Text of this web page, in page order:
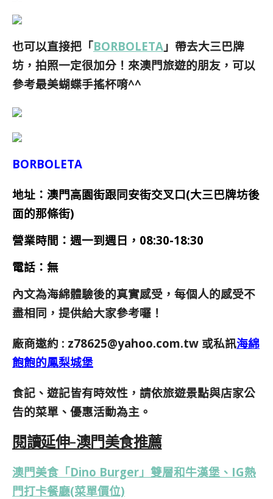
也可以直接把「BORBOLETA 」帶去大三巴牌
坊，拍照一定很加分！來澳門旅遊的朋友，可以
參考最美蝴蝶手搖杯唷^^
BORBOLETA
地址：澳門高園街跟同安街交叉口(大三巴牌坊後
面的那條街)
營業時間：週一到週日，08:30-18:30
電話：無
內文為海綿體驗後的真實感受，每個人的感受不
盡相同，提供給大家參考囉！
廠商邀約 : z78625@yahoo.com.tw 或私訊海綿
飽飽的鳳梨城堡
食記、遊記皆有時效性，請依旅遊景點與店家公
告的菜單、優惠活動為主。
閱讀延伸-澳門美食推薦
澳門美食「Dino Burger」雙層和牛漢堡、IG熱
門打卡餐廳(菜單價位)